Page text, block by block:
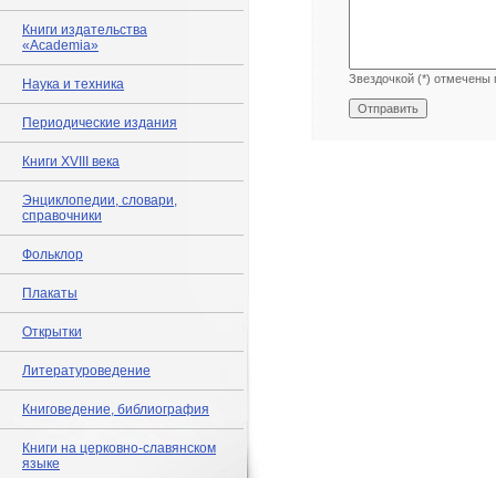
Книги издательства
«Academia»
Наука и техника
Периодические издания
Книги XVIII века
Энциклопедии, словари,
справочники
Фольклор
Плакаты
Открытки
Литературоведение
Книговедение, библиография
Книги на церковно-славянском
языке
Звездочкой (*) отмечены